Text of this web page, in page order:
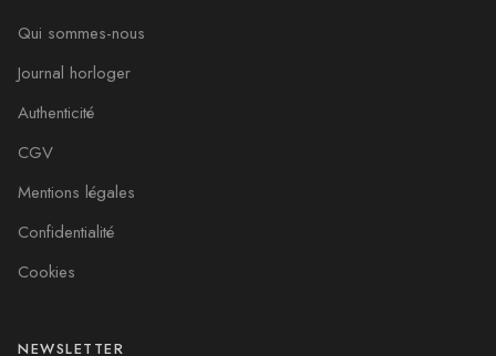
Qui sommes-nous
Journal horloger
Authenticité
CGV
Mentions légales
Confidentialité
Cookies
NEWSLETTER